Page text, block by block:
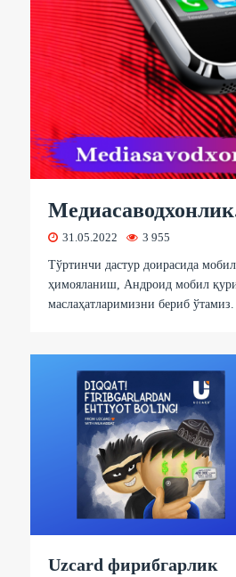
31.05.2022 3 955
Тўртинчи дастур доирасида
ҳимояланиш, Андроид мобил
маслаҳатларимизни бериб ўтамиз.
Uzcard фирибгарлик